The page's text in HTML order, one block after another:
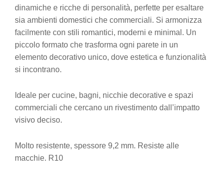
dinamiche e ricche di personalità, perfette per esaltare
sia ambienti domestici che commerciali. Si armonizza
facilmente con stili romantici, moderni e minimal. Un
piccolo formato che trasforma ogni parete in un
elemento decorativo unico, dove estetica e funzionalità
si incontrano.
Ideale per cucine, bagni, nicchie decorative e spazi
commerciali che cercano un rivestimento dall’impatto
visivo deciso.
Molto resistente, spessore 9,2 mm. Resiste alle
macchie. R10